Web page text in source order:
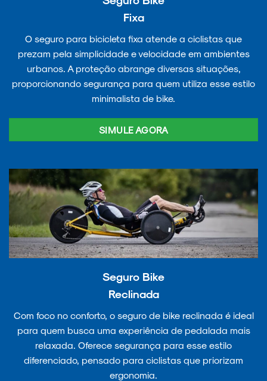
Fixa
O seguro para bicicleta fixa atende a ciclistas que
prezam pela simplicidade e velocidade em ambientes
urbanos. A proteção abrange diversas situações,
proporcionando segurança para quem utiliza esse estilo
minimalista de bike.
SIMULE AGORA
Seguro Bike
Reclinada
Com foco no conforto, o seguro de bike reclinada é ideal
para quem busca uma experiência de pedalada mais
relaxada. Oferece segurança para esse estilo
diferenciado, pensado para ciclistas que priorizam
ergonomia.